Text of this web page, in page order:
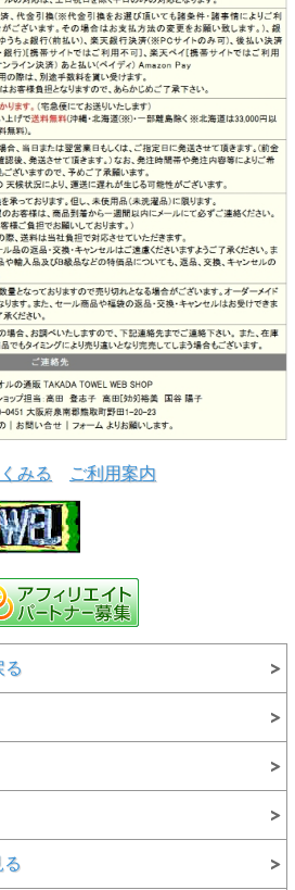
タオルを作りたい方
場合、使用する色の数だけ型代がか
まった枚数を作らないと、1枚あた
まいます。
プリントは型が不要な為、カラフル
ことができます。
い合わせ時、又はご注文頂けまし
（雛形）を
ので、編集して送り返してくださ
でご入稿下さい。
して下さい。
合はこちらでデザイナーがデザイ
（有償）
らどうぞ♪→お問い合わせ
1か月位みて下さい。
ります。
は、メールや電話での打ち合わせ
で名前や背番号などを
することができます。
ご相談ください。
うぞ♪→
承ります。
みる ご利用案内
る
る